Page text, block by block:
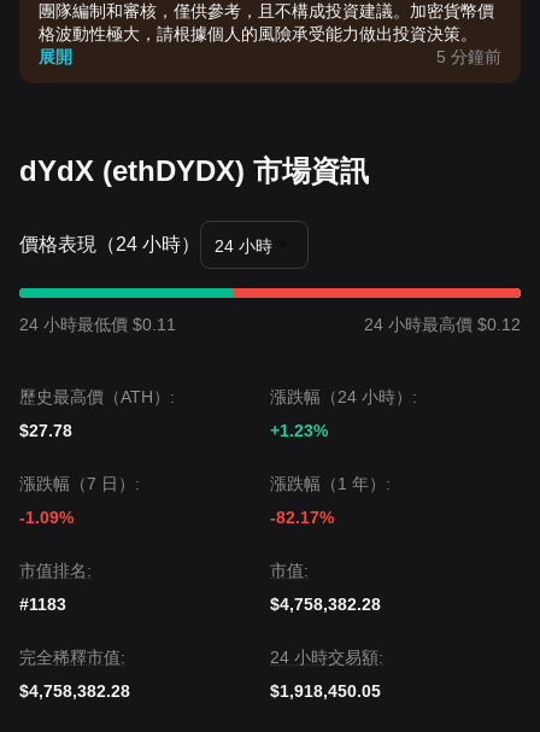
團隊編制和審核，僅供參考，且不構成投資建議。加密貨幣價
格波動性極大，請根據個人的風險承受能力做出投資決策。
展開
5 分鐘前
dYdX (ethDYDX) 市場資訊
價格表現（24 小時） 24 小時
24 小時最低價 $0.11 24 小時最高價 $0.12
歷史最高價（ATH）:
$27.78
漲跌幅（24 小時）:
+1.23%
漲跌幅（7 日）:
-1.09%
漲跌幅（1 年）:
-82.17%
市值排名:
#1183
市值:
$4,758,382.28
完全稀釋市值:
$4,758,382.28
24 小時交易額:
$1,918,450.05